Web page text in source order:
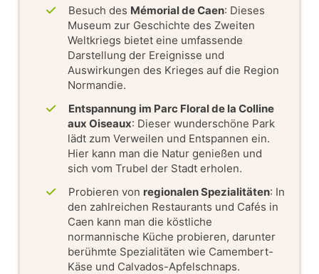
Besuch des Mémorial de Caen: Dieses
Museum zur Geschichte des Zweiten
Weltkriegs bietet eine umfassende
Darstellung der Ereignisse und
Auswirkungen des Krieges auf die Region
Normandie.
Entspannung im Parc Floral de la Colline
aux Oiseaux: Dieser wunderschöne Park
lädt zum Verweilen und Entspannen ein.
Hier kann man die Natur genießen und
sich vom Trubel der Stadt erholen.
Probieren von regionalen Spezialitäten: In
den zahlreichen Restaurants und Cafés in
Caen kann man die köstliche
normannische Küche probieren, darunter
berühmte Spezialitäten wie Camembert-
Käse und Calvados-Apfelschnaps.